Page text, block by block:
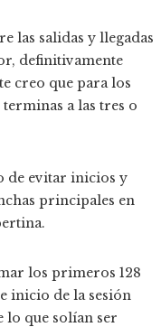
las salidas y llegadas
definitivamente
creo que para los
a las tres o
de evitar inicios y
principales en
los primeros 128
inicio de la sesión
lo que solían ser